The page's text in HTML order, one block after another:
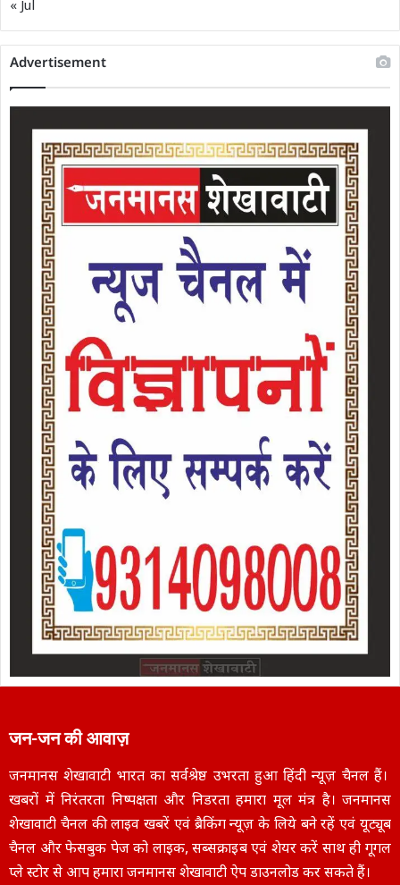
« Jul
Advertisement
जन-जन की आवाज़
जनमानस शेखावाटी भारत का सर्वश्रेष्ठ उभरता हुआ हिंदी न्यूज़ चैनल हैं।
खबरों में निरंतरता निष्पक्षता और निडरता हमारा मूल मंत्र है। जनमानस
शेखावाटी चैनल की लाइव खबरें एवं ब्रैकिंग न्यूज़ के लिये बने रहें एवं यूट्यूब
चैनल और फेसबुक पेज को लाइक, सब्सक्राइब एवं शेयर करें साथ ही गूगल
प्ले स्टोर से आप हमारा जनमानस शेखावाटी ऐप डाउनलोड कर सकते हैं।